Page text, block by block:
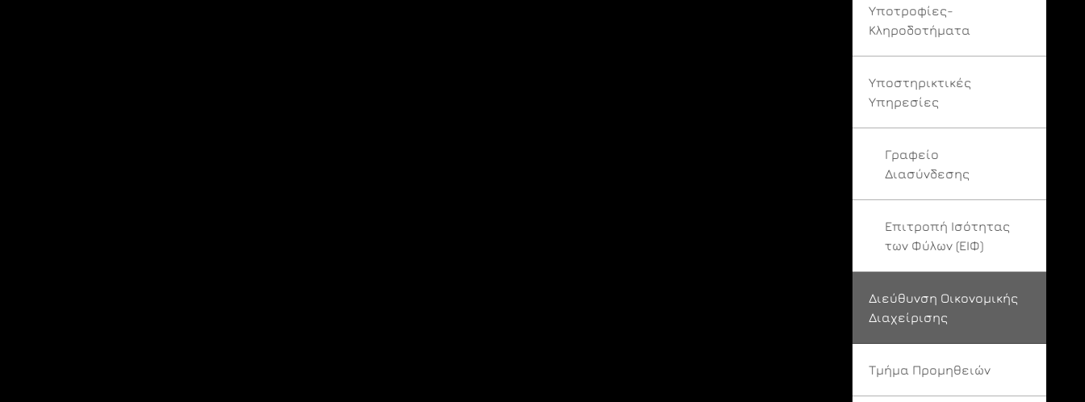
Υποτροφίες-
Κληροδοτήματα
Υποστηρικτικές
Υπηρεσίες
Γραφείο
Διασύνδεσης
Επιτροπή Ισότητας
των Φύλων (ΕΙΦ)
Διεύθυνση Οικονομικής
Διαχείρισης
Τμήμα Προμηθειών